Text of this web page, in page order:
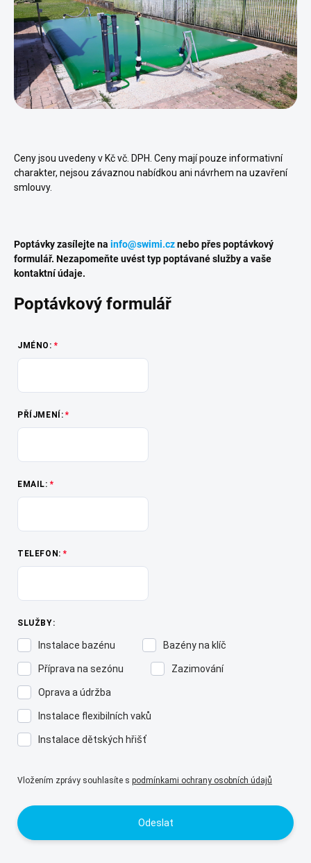
Ceny jsou uvedeny v Kč vč. DPH. Ceny mají pouze informativní
charakter, nejsou závaznou nabídkou ani návrhem na uzavření
smlouvy.
Poptávky zasílejte na info@swimi.cznebo přes poptávkový
formulář. Nezapomeňte uvést typ poptávané služby a vaše
kontaktní údaje.
Poptávkový formulář